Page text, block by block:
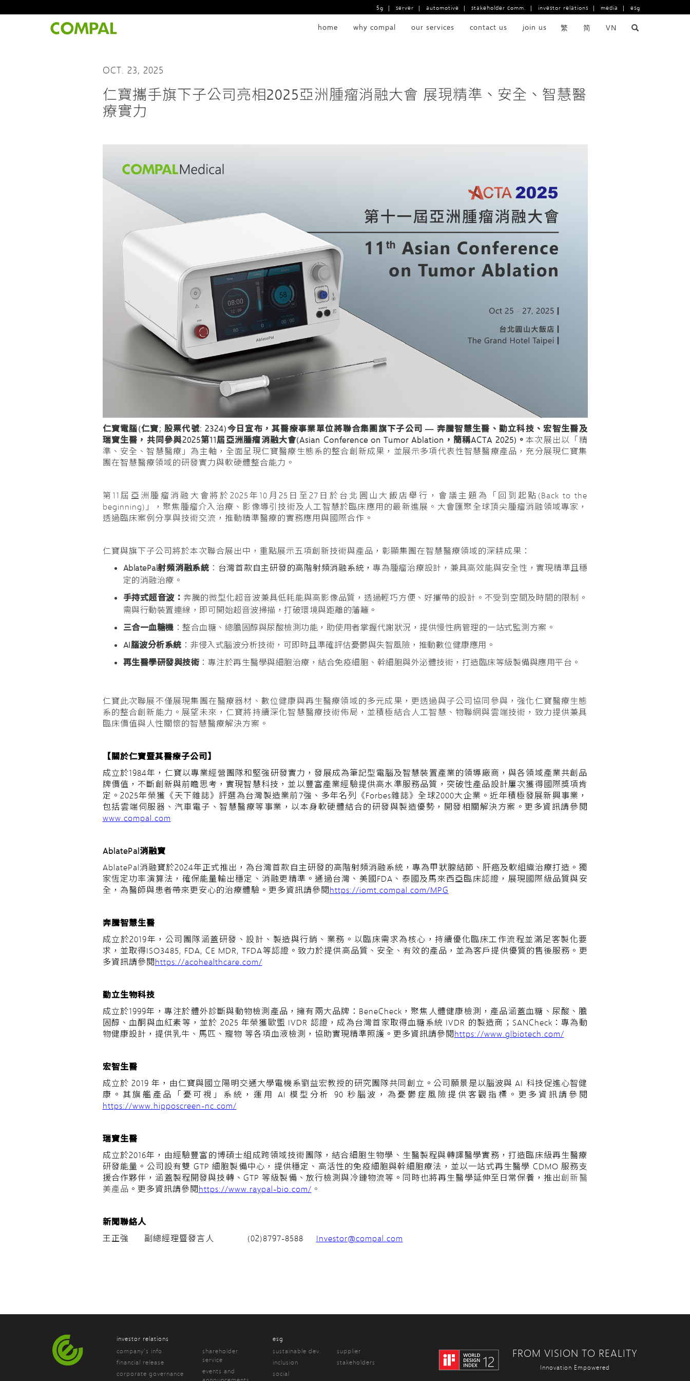
5g | server | automotive | stakeholder comm. | investor relations | media | esg
home why compal our services contact us join us 繁 简 VN
OCT. 23, 2025
仁寶攜手旗下子公司亮相2025亞洲腫瘤消融大會 展現精準、安全、智慧醫
療實力
仁寶電腦(仁寶; 股票代號: 2324)今日宣布，其醫療事業單位將聯合集團旗下子公司 — 奔騰智慧生醫、勤立科技、宏智生醫及
瑞寶生醫，共同參與2025第11屆亞洲腫瘤消融大會(Asian Conference on Tumor Ablation，簡稱ACTA 2025)。本次展出以「精
準、安全、智慧醫療」為主軸，全面呈現仁寶醫療生態系的整合創新成果，並展示多項代表性智慧醫療產品，充分展現仁寶集
團在智慧醫療領域的研發實力與軟硬體整合能力。
第11屆亞洲腫瘤消融大會將於2025年10月25日至27日於台北圓山大飯店舉行，會議主題為「回到起點(Back to the
beginning)」，聚焦腫瘤介入治療、影像導引技術及人工智慧於臨床應用的最新進展。大會匯聚全球頂尖腫瘤消融領域專家，
透過臨床案例分享與技術交流，推動精準醫療的實務應用與國際合作。
仁寶與旗下子公司將於本次聯合展出中，重點展示五項創新技術與產品，彰顯集團在智慧醫療領域的深耕成果：
AblatePal射頻消融系統 ： 台灣首款自主研發的高階射頻消融系統， 專為腫瘤治療設計，兼具高效能與安全性，實現精準且穩
定的消融治療。
手持式超音波 ： 奔騰的微型化超音波兼具低耗能與高影像品質，透過輕巧方便、好攜帶的設計。不受到空間及時間的限制。
需與行動裝置連線，即可開始超音波掃描，打破環境與距離的藩籬。
三合一血糖機 ：整合血糖、總膽固醇與尿酸檢測功能，助使用者掌握代謝狀況，提供慢性病管理的一站式監測方案。
AI腦波分析系統 ：非侵入式腦波分析技術，可即時且準確評估憂鬱與失智風險，推動數位健康應用。
再生醫學研發與技術 ：專注於再生醫學與細胞治療，結合免疫細胞、幹細胞與外泌體技術，打造臨床等級製備與應用平台。
仁寶此次聯展不僅展現集團在醫療器材、數位健康與再生醫療領域的多元成果，更透過與子公司協同參與，強化仁寶醫療生態
系的整合創新能力。展望未來，仁寶將持續深化智慧醫療技術佈局，並積極結合人工智慧、物聯網與雲端技術，致力提供兼具
臨床價值與人性關懷的智慧醫療解決方案。
【關於仁寶暨其醫療子公司】
成立於1984年，仁寶以專業經營團隊和堅強研發實力，發展成為筆記型電腦及智慧裝置產業的領導廠商，與各領域產業共創品
牌價值，不斷創新與前瞻思考，實現智慧科技，並以豐富產業經驗提供高水準服務品質，突破性產品設計屢次獲得國際獎項肯
定。2025年榮獲《天下雜誌》評選為台灣製造業前7強、多年名列《Forbes雜誌》全球2000大企業。近年積極發展新興事業，
包括雲端伺服器、汽車電子、智慧醫療等事業，以本身軟硬體結合的研發與製造優勢，開發相關解決方案。更多資訊請參閱
www.compal.com
AblatePal消融寶
AblatePal消融寶於2024年正式推出，為台灣首款自主研發的高階射頻消融系統，專為甲狀腺結節、肝癌及軟組織治療打造。獨
家恆定功率演算法，確保能量輸出穩定、消融更精準。通過台灣、美國FDA、泰國及馬來西亞臨床認證，展現國際級品質與安
全，為醫師與患者帶來更安心的治療體驗。 更多資訊請參閱https://iomt.compal.com/MPG
奔騰智慧生醫
成立於2019年，公司團隊涵蓋研發、設計、製造與行銷、業務。以臨床需求為核心，持續優化臨床工作流程並滿足客製化要
求，並取得ISO3485, FDA, CE MDR, TFDA等認證。致力於提供高品質、安全、有效的產品，並為客戶提供優質的售後服務。 更
多資訊請參閱https://acohealthcare.com/
勤立生物科技
成立於1999年，專注於體外診斷與動物檢測產品，擁有兩大品牌：BeneCheck，聚焦人體健康檢測，產品涵蓋血糖、尿酸、膽
固醇、血酮與血紅素等，並於 2025 年榮獲歐盟 IVDR 認證，成為台灣首家取得血糖系統 IVDR 的製造商；SANCheck：專為動
物健康設計，提供乳牛、馬匹、寵物 等各項血液檢測，協助實現精準照護。 更多資訊請參閱https://www.glbiotech.com/
宏智生醫
成立於 2019 年，由仁寶與國立陽明交通大學電機系劉益宏教授的研究團隊共同創立。公司願景是以腦波與 AI 科技促進心智健
康。其旗艦產品「憂可視」系統，運用 AI 模型分析 90 秒腦波，為憂鬱症風險提供客觀指標。 更多資訊請參閱
https://www.hipposcreen-nc.com/
瑞寶生醫
成立於2016年，由經驗豐富的博碩士組成跨領域技術團隊，結合細胞生物學、生醫製程與轉譯醫學實務，打造臨床級再生醫療
研發能量。公司設有雙 GTP 細胞製備中心，提供穩定、高活性的免疫細胞與幹細胞療法，並以一站式再生醫學 CDMO 服務支
援合作夥伴，涵蓋製程開發與技轉、GTP 等級製備、放行檢測與冷鏈物流等。同時也將再生醫學延伸至日常保養，推出創新醫
美產品 。 更多資訊請參閱https://www.raypal-bio.com/ 。
新聞聯絡人
王正強 副總經理暨發言人 (02)8797-8588 Investor@compal.com
investor relations
company’s info
financial release
corporate governance
shareholder
service
events and
esg
sustainable dev.
inclusion
social
supplier
stakeholders
FROM VISION TO REALITY
Innovation Empowered